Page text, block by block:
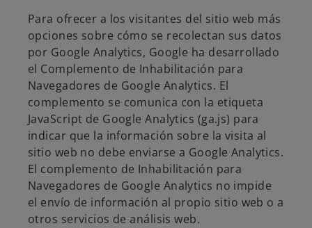
Para ofrecer a los visitantes del sitio web más
opciones sobre cómo se recolectan sus datos
por Google Analytics, Google ha desarrollado
el Complemento de Inhabilitación para
Navegadores de Google Analytics. El
complemento se comunica con la etiqueta
JavaScript de Google Analytics (ga.js) para
indicar que la información sobre la visita al
sitio web no debe enviarse a Google Analytics.
El complemento de Inhabilitación para
Navegadores de Google Analytics no impide
el envío de información al propio sitio web o a
otros servicios de análisis web.